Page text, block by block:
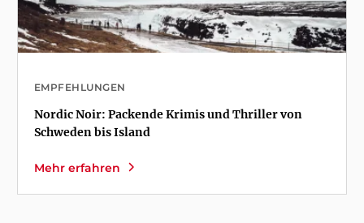
EMPFEHLUNGEN
Nordic Noir: Packende Krimis und Thriller von
Schweden bis Island
Mehr erfahren